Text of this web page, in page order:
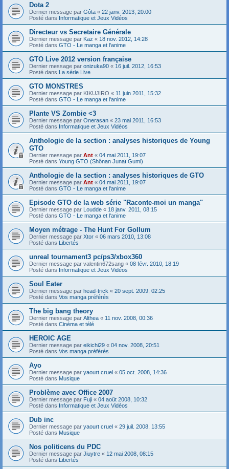
Dota 2
Dernier message par Gôta « 22 janv. 2013, 20:00
Posté dans Informatique et Jeux Vidéos
Directeur vs Secretaire Générale
Dernier message par Kaz « 18 nov. 2012, 14:28
Posté dans GTO - Le manga et l'anime
GTO Live 2012 version française
Dernier message par onizuka90 « 16 juil. 2012, 16:53
Posté dans La série Live
GTO MONSTRES
Dernier message par KIKUJIRO « 11 juin 2011, 15:32
Posté dans GTO - Le manga et l'anime
Plante VS Zombie <3
Dernier message par Onerasan « 23 mai 2011, 16:53
Posté dans Informatique et Jeux Vidéos
Anthologie de la section : analyses historiques de Young
GTO
Dernier message par Ant « 04 mai 2011, 19:07
Posté dans Young GTO (Shônan Junaï Gumi)
Anthologie de la section : analyses historiques de GTO
Dernier message par Ant « 04 mai 2011, 19:07
Posté dans GTO - Le manga et l'anime
Episode GTO de la web série "Raconte-moi un manga"
Dernier message par Loudde « 18 janv. 2011, 08:15
Posté dans GTO - Le manga et l'anime
Moyen métrage - The Hunt For Gollum
Dernier message par Xtor « 06 mars 2010, 13:08
Posté dans Libertés
unreal tournament3 pc/ps3/xbox360
Dernier message par valentin672sang « 08 févr. 2010, 18:19
Posté dans Informatique et Jeux Vidéos
Soul Eater
Dernier message par head-trick « 20 sept. 2009, 02:25
Posté dans Vos manga préférés
The big bang theory
Dernier message par Althea « 11 nov. 2008, 00:36
Posté dans Cinéma et télé
HEROIC AGE
Dernier message par eikichi29 « 04 nov. 2008, 20:51
Posté dans Vos manga préférés
Ayo
Dernier message par yaourt cruel « 05 oct. 2008, 14:36
Posté dans Musique
Problème avec Office 2007
Dernier message par Fuji « 04 août 2008, 10:32
Posté dans Informatique et Jeux Vidéos
Dub inc
Dernier message par yaourt cruel « 29 juil. 2008, 13:55
Posté dans Musique
Nos politicens du PDC
Dernier message par Jiuytre « 12 mai 2008, 08:15
Posté dans Libertés